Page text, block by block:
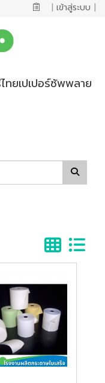
| เข้าสู่ระบบ |
ทยเปเปอร์ซัพพลาย